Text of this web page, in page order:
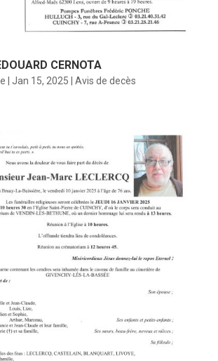
CERNOTA
Jan 15, 2025 Avis de decès